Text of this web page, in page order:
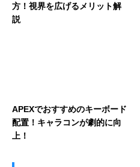
方！視界を広げるメリット解
説
APEXでおすすめのキーボード
配置！キャラコンが劇的に向
上！